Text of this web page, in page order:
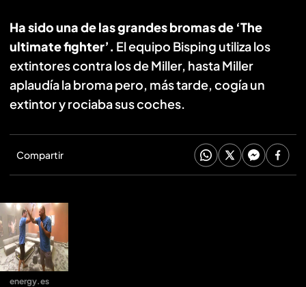
Ha sido una de las grandes bromas de ‘The
ultimate fighter’. El equipo Bisping utiliza los
extintores contra los de Miller, hasta Miller
aplaudía la broma pero, más tarde, cogía un
extintor y rociaba sus coches.
Compartir
energy.es